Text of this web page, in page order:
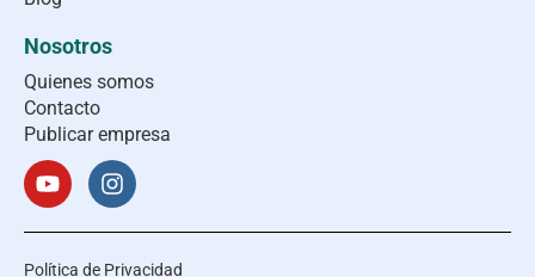
Nosotros
Quienes somos
Contacto
Publicar empresa
Política de Privacidad